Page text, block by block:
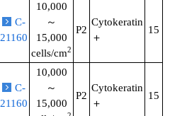
C-
21160
10,000
～
15,000
cells/cm2
P2
Cytokeratin
＋
15
C-
21160
10,000
～
15,000
P2
Cytokeratin
＋
15